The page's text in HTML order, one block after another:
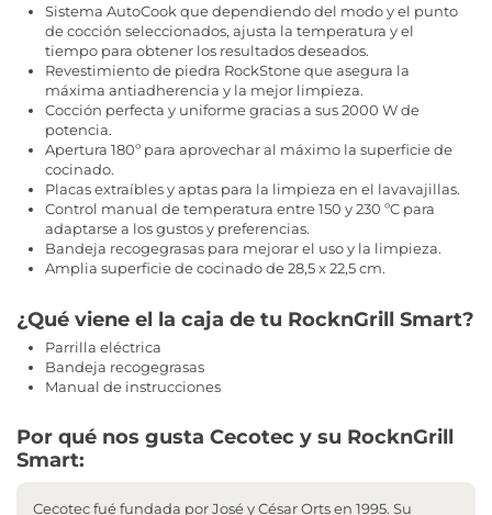
Sistema AutoCook que dependiendo del modo y el punto
de cocción seleccionados, ajusta la temperatura y el
tiempo para obtener los resultados deseados.
Revestimiento de piedra RockStone que asegura la
máxima antiadherencia y la mejor limpieza.
Cocción perfecta y uniforme gracias a sus 2000 W de
potencia.
Apertura 180º para aprovechar al máximo la superficie de
cocinado.
Placas extraíbles y aptas para la limpieza en el lavavajillas.
Control manual de temperatura entre 150 y 230 ºC para
adaptarse a los gustos y preferencias.
Bandeja recogegrasas para mejorar el uso y la limpieza.
Amplia superficie de cocinado de 28,5 x 22,5 cm.
¿Qué viene el la caja de tu RocknGrill Smart?
Parrilla eléctrica
Bandeja recogegrasas
Manual de instrucciones
Por qué nos gusta Cecotec y su RocknGrill
Smart:
Cecotec fué fundada por José y César Orts en 1995. Su